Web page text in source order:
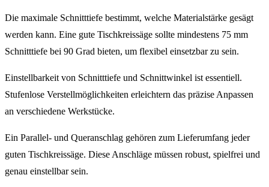
Die maximale Schnitttiefe bestimmt, welche Materialstärke gesägt
werden kann. Eine gute Tischkreissäge sollte mindestens 75 mm
Schnitttiefe bei 90 Grad bieten, um flexibel einsetzbar zu sein.
Einstellbarkeit von Schnitttiefe und Schnittwinkel ist essentiell.
Stufenlose Verstellmöglichkeiten erleichtern das präzise Anpassen
an verschiedene Werkstücke.
Ein Parallel- und Queranschlag gehören zum Lieferumfang jeder
guten Tischkreissäge. Diese Anschläge müssen robust, spielfrei und
genau einstellbar sein.